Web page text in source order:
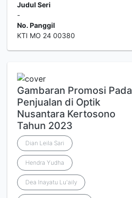
Judul Seri
-
No. Panggil
KTI MO 24 00380
Gambaran Promosi Pada
Penjualan di Optik
Nusantara Kertosono
Tahun 2023
Dian Leila Sari
Hendra Yudha
Dea Inayatu Lu'aily